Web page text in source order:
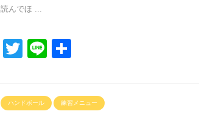
読んでほ ...
T
er
Li
ハンドボール 練習メニュー